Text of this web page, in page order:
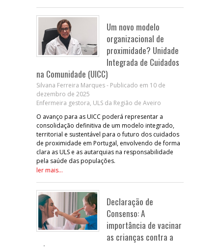
Um novo modelo
organizacional de
proximidade? Unidade
Integrada de Cuidados
na Comunidade (UICC)
Silvana Ferreira Marques - Publicado em 10 de
dezembro de 2025
Enfermeira gestora, ULS da Região de Aveiro
O avanço para as UICC poderá representar a
consolidação definitiva de um modelo integrado,
territorial e sustentável para o futuro dos cuidados
de proximidade em Portugal, envolvendo de forma
clara as ULS e as autarquias na responsabilidade
pela saúde das populações.
ler mais...
Declaração de
Consenso: A
importância de vacinar
as crianças contra a